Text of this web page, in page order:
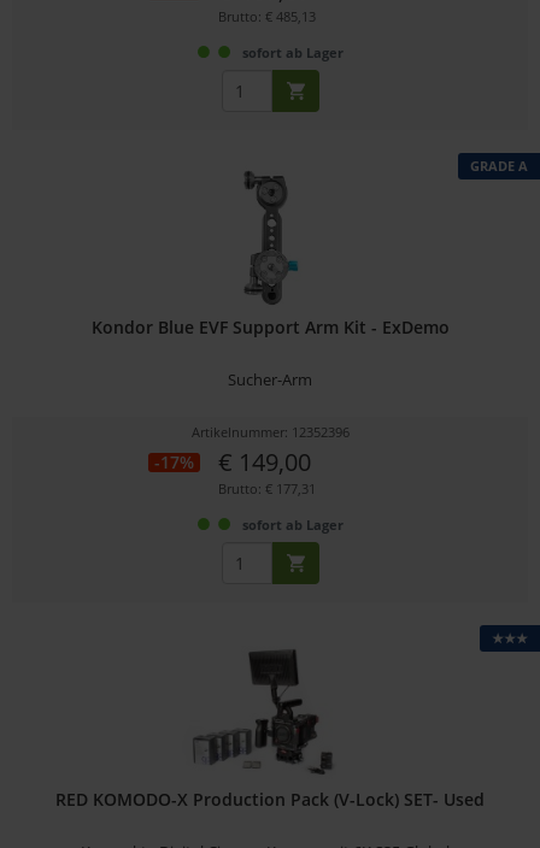
Brutto: € 485,13
sofort ab Lager
GRADE A
Kondor Blue EVF Support Arm Kit - ExDemo
Sucher-Arm
Artikelnummer: 12352396
-17% € 149,00
Brutto: € 177,31
sofort ab Lager
★★★
RED KOMODO-X Production Pack (V-Lock) SET- Used